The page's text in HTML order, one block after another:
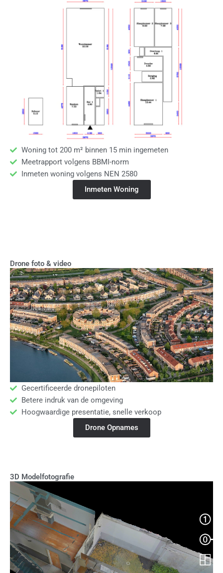
Woning tot 200 m² binnen 15 min ingemeten
Meetrapport volgens BBMI-norm
Inmeten woning volgens NEN 2580
Inmeten Woning
Drone foto & video
Gecertificeerde dronepiloten
Betere indruk van de omgeving
Hoogwaardige presentatie, snelle verkoop
Drone Opnames
3D Modelfotografie